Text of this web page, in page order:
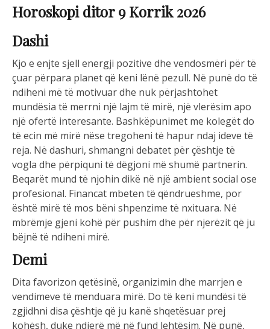
Horoskopi ditor 9 Korrik 2026
Dashi
Kjo e enjte sjell energji pozitive dhe vendosmëri për të
çuar përpara planet që keni lënë pezull. Në punë do të
ndiheni më të motivuar dhe nuk përjashtohet
mundësia të merrni një lajm të mirë, një vlerësim apo
një ofertë interesante. Bashkëpunimet me kolegët do
të ecin më mirë nëse tregoheni të hapur ndaj ideve të
reja. Në dashuri, shmangni debatet për çështje të
vogla dhe përpiquni të dëgjoni më shumë partnerin.
Beqarët mund të njohin dikë në një ambient social ose
profesional. Financat mbeten të qëndrueshme, por
është mirë të mos bëni shpenzime të nxituara. Në
mbrëmje gjeni kohë për pushim dhe për njerëzit që ju
bëjnë të ndiheni mirë.
Demi
Dita favorizon qetësinë, organizimin dhe marrjen e
vendimeve të menduara mirë. Do të keni mundësi të
zgjidhni disa çështje që ju kanë shqetësuar prej
kohësh, duke ndjerë më në fund lehtësim. Në punë,